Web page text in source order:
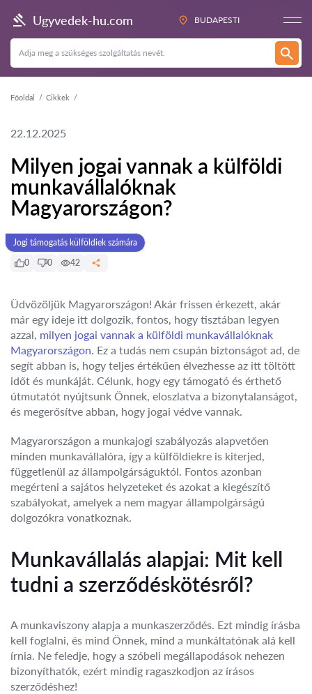
Ugyvedek-hu.com BUDAPESTI
Főoldal Cikkek
22.12.2025
Milyen jogai vannak a külföldi
munkavállalóknak
Magyarországon?
Jogi támogatás külföldiek számára
0
0 42
Üdvözöljük Magyarországon! Akár frissen érkezett, akár
már egy ideje itt dolgozik, fontos, hogy tisztában legyen
azzal, milyen jogai vannak a külföldi munkavállalóknak
Magyarországon. Ez a tudás nem csupán biztonságot ad, de
segít abban is, hogy teljes értékűen élvezhesse az itt töltött
időt és munkáját. Célunk, hogy egy támogató és érthető
útmutatót nyújtsunk Önnek, eloszlatva a bizonytalanságot,
és megerősítve abban, hogy jogai védve vannak.
Magyarországon a munkajogi szabályozás alapvetően
minden munkavállalóra, így a külföldiekre is kiterjed,
függetlenül az állampolgárságuktól. Fontos azonban
megérteni a sajátos helyzeteket és azokat a kiegészítő
szabályokat, amelyek a nem magyar állampolgárságú
dolgozókra vonatkoznak.
Munkavállalás alapjai: Mit kell
tudni a szerződéskötésről?
A munkaviszony alapja a munkaszerződés. Ezt mindig írásba
kell foglalni, és mind Önnek, mind a munkáltatónak alá kell
írnia. Ne feledje, hogy a szóbeli megállapodások nehezen
bizonyíthatók, ezért mindig ragaszkodjon az írásos
szerződéshez!